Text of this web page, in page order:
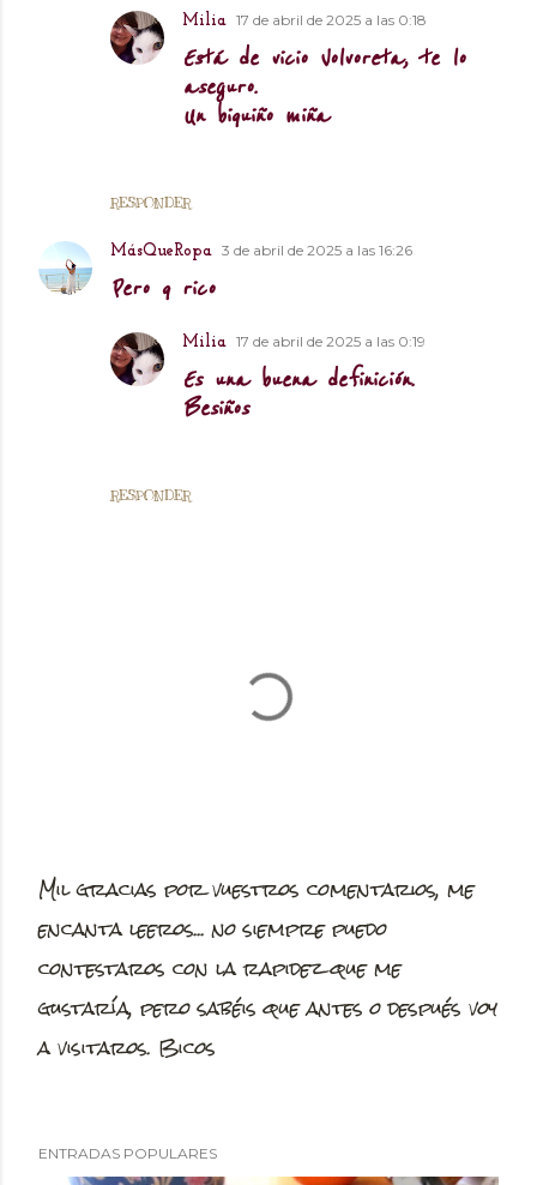
RESPONDER
Milia 17 de abril de 2025 a las 0:18
Está de vicio Volvoreta, te lo
aseguro.
Un biquiño miña
MásQueRopa 3 de abril de 2025 a las 16:26
Pero q rico
RESPONDER
Milia 17 de abril de 2025 a las 0:19
Es una buena definición.
Besiños
P
u
a
Mil gracias por vuestros comentarios, me
encanta leeros... no siempre puedo
contestaros con la rapidez que me
gustaría, pero sabéis que antes o después voy
a visitaros. Bicos
ENTRADAS POPULARES